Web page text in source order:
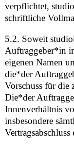
verpflichtet,
schriftliche
5.2. Soweit
Auftraggeber*in
eigenen Namen
die*der
Vorschuss für die
Die*der
Innenverhältnis
insbesondere
Vertragsabschluss